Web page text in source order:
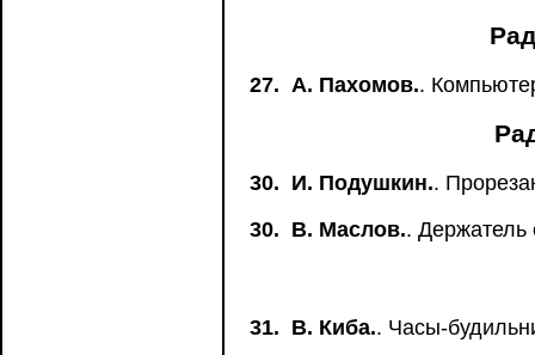
27. А. Пахомов..
30. И. Подушкин..
30. В. Маслов.. Держатель
31. В. Киба.. Часы-